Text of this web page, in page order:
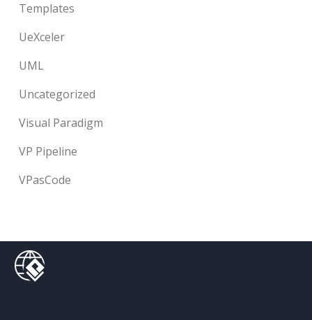
Templates
UeXceler
UML
Uncategorized
Visual Paradigm
VP Pipeline
VPasCode